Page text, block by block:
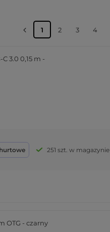
1 2 3 4
3.0 0,15 m -
251 szt. w magazynie
OTG - czarny